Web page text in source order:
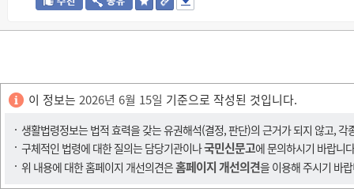
이 정보는 2026년 6월 15일 기준으로 작성된 것입니다.
생활법령정보는 법적 효력을 갖는 유권해석(결정, 판단)의 근거가 되지 않고,
구체적인 법령에 대한 질의는 담당기관이나국민신문고에 문의하시기 바랍니
위 내용에 대한 홈페이지 개선의견은홈페이지 개선의견을 이용해 주시기 바